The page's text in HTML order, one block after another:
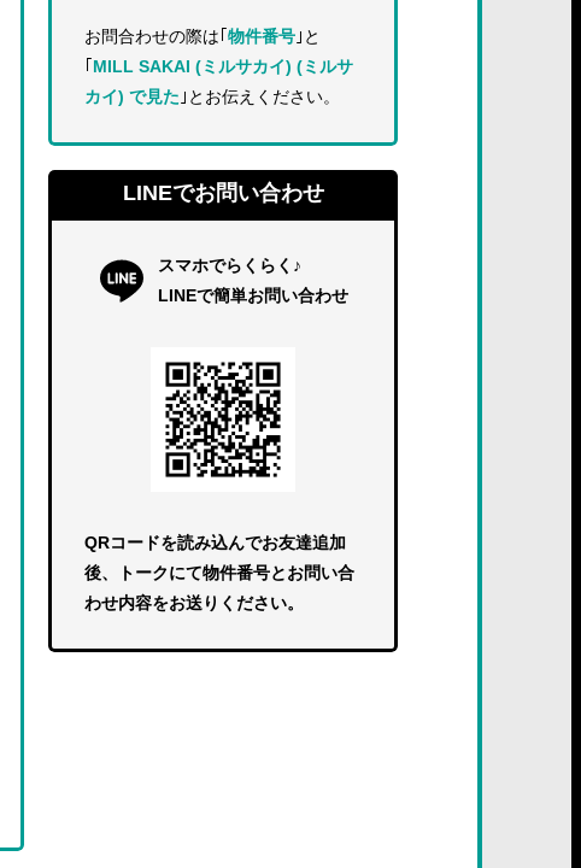
お問合わせの際は｢ 物件番号 ｣と
MILL SAKAI (ミルサカイ) (ミルサ
カイ) で見た ｣とお伝えください。
LINEでお問い合わせ
スマホでらくらく♪
LINEで簡単お問い合わせ
QRコードを読み込んでお友達追加
後、トークにて物件番号とお問い合
わせ内容をお送りください。